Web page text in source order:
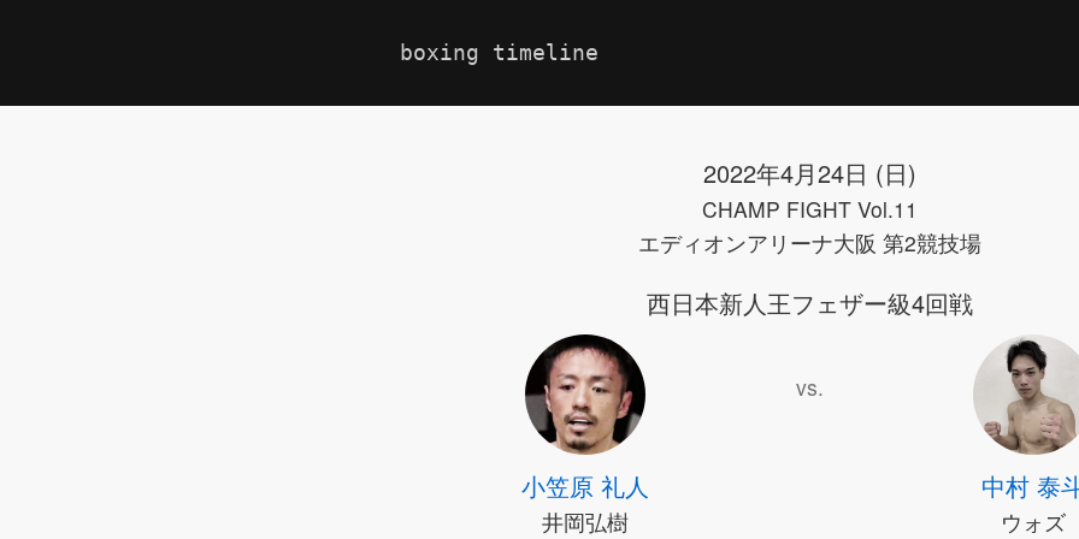
boxing timeline
2022年4月24日 (日)
CHAMP FIGHT Vol.11
エディオンアリーナ大阪 第2競技場
西日本新人王フェザー級4回戦
小笠原 礼人
井岡弘樹
vs.
中村 泰
ウォズ